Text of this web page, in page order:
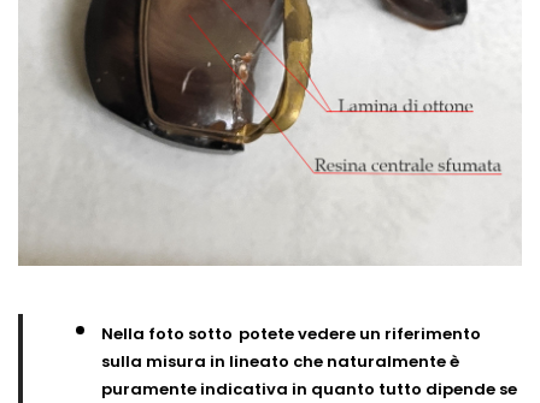
Nella foto sotto potete vedere un riferimento
sulla misura in lineato che naturalmente è
puramente indicativa in quanto tutto dipende se